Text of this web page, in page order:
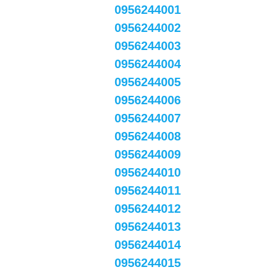
0956244001
0956244002
0956244003
0956244004
0956244005
0956244006
0956244007
0956244008
0956244009
0956244010
0956244011
0956244012
0956244013
0956244014
0956244015